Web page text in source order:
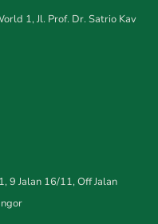
1, Jl. Prof. Dr. Satrio Kav
9 Jalan 16/11, Off Jalan